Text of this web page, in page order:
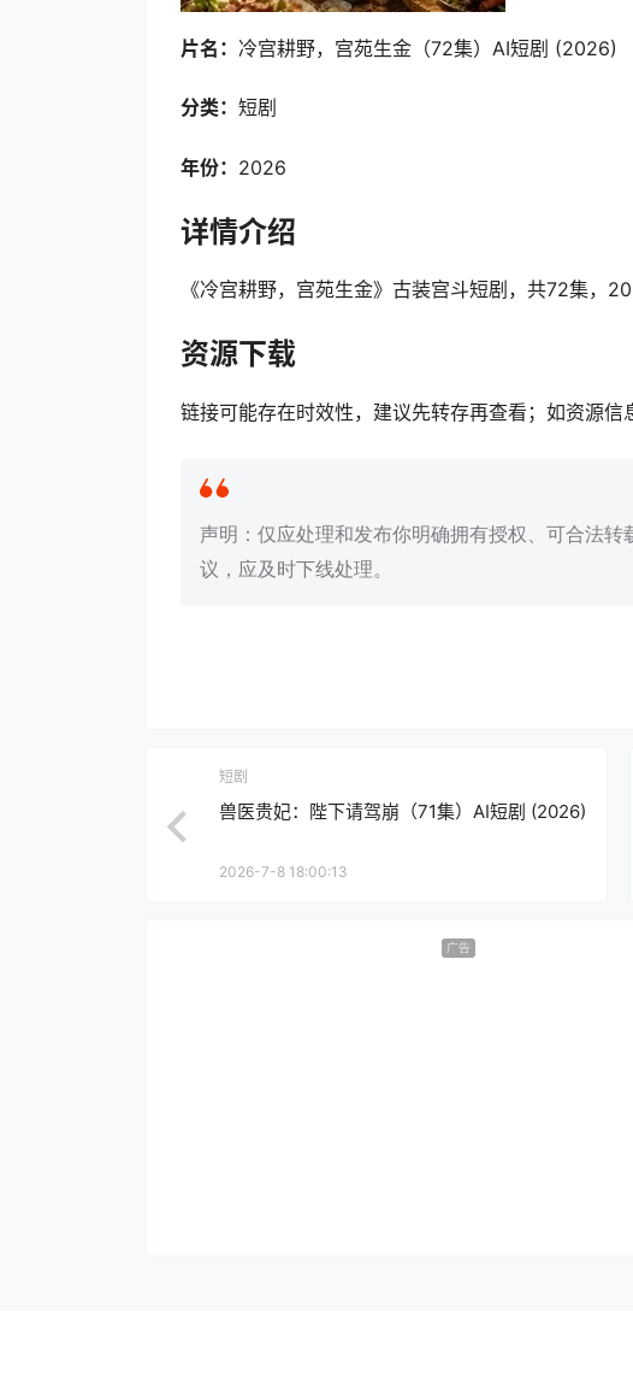
片名： 冷宫耕野，宫苑生金（72集）AI短剧 (2026)
分类： 短剧
年份： 2026
详情介绍
《冷宫耕野，宫苑生金》古装宫斗短剧，共72集，
资源下载
链接可能存在时效性，建议先转存再查看；如资源信
声明：仅应处理和发布你明确拥有授权、可合法
议，应及时下线处理。
短剧
兽医贵妃：陛下请驾崩（71集）AI短剧 (2026)
2026-7-8 18:00:13
广告